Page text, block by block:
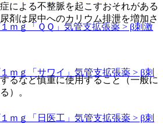
ｍｇ「ＱＱ」 気管支拡張薬 > β刺激
ｍｇ「サワイ」 気管支拡張薬 > β刺
ｍｇ「日医工」 気管支拡張薬 > β刺
による不整脈を起こすおそれがある
剤は尿中へのカリウム排泄を増加さ
るなど慎重に使用すること（一般に
）。